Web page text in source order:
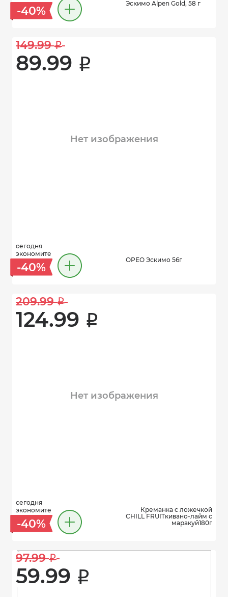
-40%
Эскимо Alpen Gold, 58 г
149.99 i
89.99 i
Нет изображения
сегодня
экономите
-40%
ОРЕО Эскимо 56г
209.99 i
124.99 i
Нет изображения
сегодня
экономите
-40%
Креманка с ложечкой
CHILL FRUITкивано-лайм с
маракуй180г
97.99 i
59.99 i